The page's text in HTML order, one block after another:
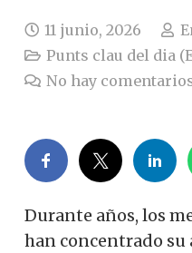
11 junio, 2026
Punts clau del dia
No hay
Durante años, los
han concentrado